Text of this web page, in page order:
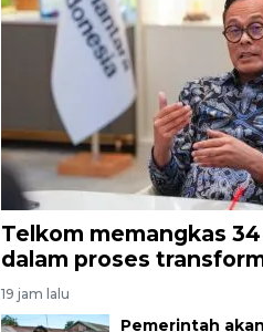
Telkom memangkas
dalam proses
19 jam lalu
Pemerintah